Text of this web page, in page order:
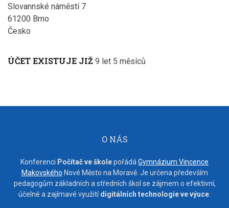
Slovannské náměstí 7
61200 Brno
Česko
ÚČET EXISTUJE JIŽ 9 let 5 měsíců
O NÁS
Konferenci Počítač ve školepořádá Gymnázium Vincence
Makovského Nové Město na Moravě. Je určena především
pedagogům základních a středních škol se zájmem o efektivní,
účelné a zajímavé využitídigitálních technologie ve výuce